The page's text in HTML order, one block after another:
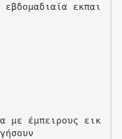
εκπαι
με έμπειρους εικ